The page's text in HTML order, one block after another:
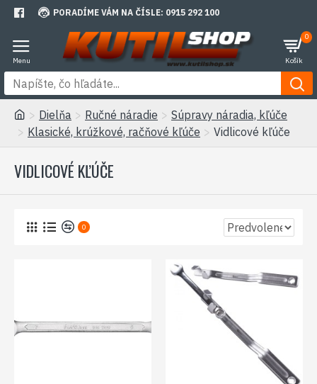
PORADÍME VÁM NA ČÍSLE: 0915 292 100
0
Dielňa Ručné náradie
Súpravy náradia, kľúče
Klasické, krúžkové, račňové kľúče
Vidlicové kľúče
VIDLICOVÉ KĽÚČE
0